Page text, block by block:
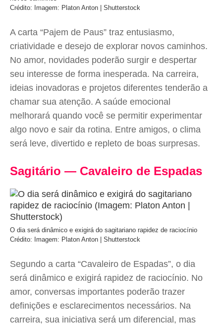
Crédito: Imagem: Platon Anton | Shutterstock
A carta “Pajem de Paus” traz entusiasmo,
criatividade e desejo de explorar novos caminhos.
No amor, novidades poderão surgir e despertar
seu interesse de forma inesperada. Na carreira,
ideias inovadoras e projetos diferentes tenderão a
chamar sua atenção. A saúde emocional
melhorará quando você se permitir experimentar
algo novo e sair da rotina. Entre amigos, o clima
será leve, divertido e repleto de boas surpresas.
Sagitário — Cavaleiro de Espadas
O dia será dinâmico e exigirá do sagitariano rapidez de raciocínio
Crédito: Imagem: Platon Anton | Shutterstock
Segundo a carta “Cavaleiro de Espadas”, o dia
será dinâmico e exigirá rapidez de raciocínio. No
amor, conversas importantes poderão trazer
definições e esclarecimentos necessários. Na
carreira, sua iniciativa será um diferencial, mas